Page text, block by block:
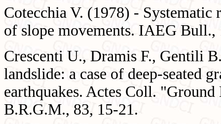
Cotecchia V. (1978) - Systematic
of slope movements. IAEG Bull.,
Crescenti U., Dramis F., Gentili
landslide: a case of deep-seated
earthquakes. Actes Coll.
B.R.G.M., 83, 15-21.